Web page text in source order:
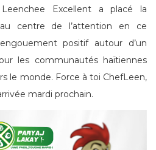
Excellent a placé la
centre de l’attention en ce
positif autour d’un
les communautés haïtiennes
le monde. Force à toi ChefLeen,
mardi prochain.